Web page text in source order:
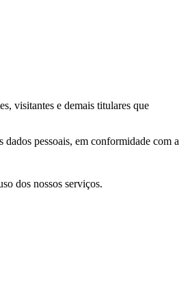
visitantes e demais titulares que
pessoais, em conformidade com a
dos nossos serviços.